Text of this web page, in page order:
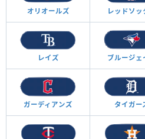
オリオールズ レッドソッ
レイズ ブルージェ
ガーディアンズ タイガー